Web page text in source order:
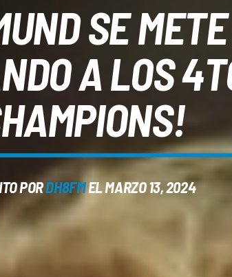
SE
A LOS
PORDH8FMEL MARZO 13, 2024